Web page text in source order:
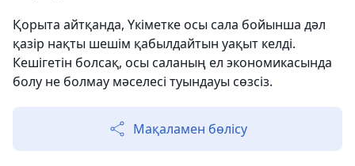
Қорыта айтқанда, Үкіметке осы сала бойынша дәл
қазір нақты шешім қабылдайтын уақыт келді.
Кешігетін болсақ, осы саланың ел экономикасында
болу не болмау мәселесі туындауы сөзсіз.
Мақаламен бөлісу